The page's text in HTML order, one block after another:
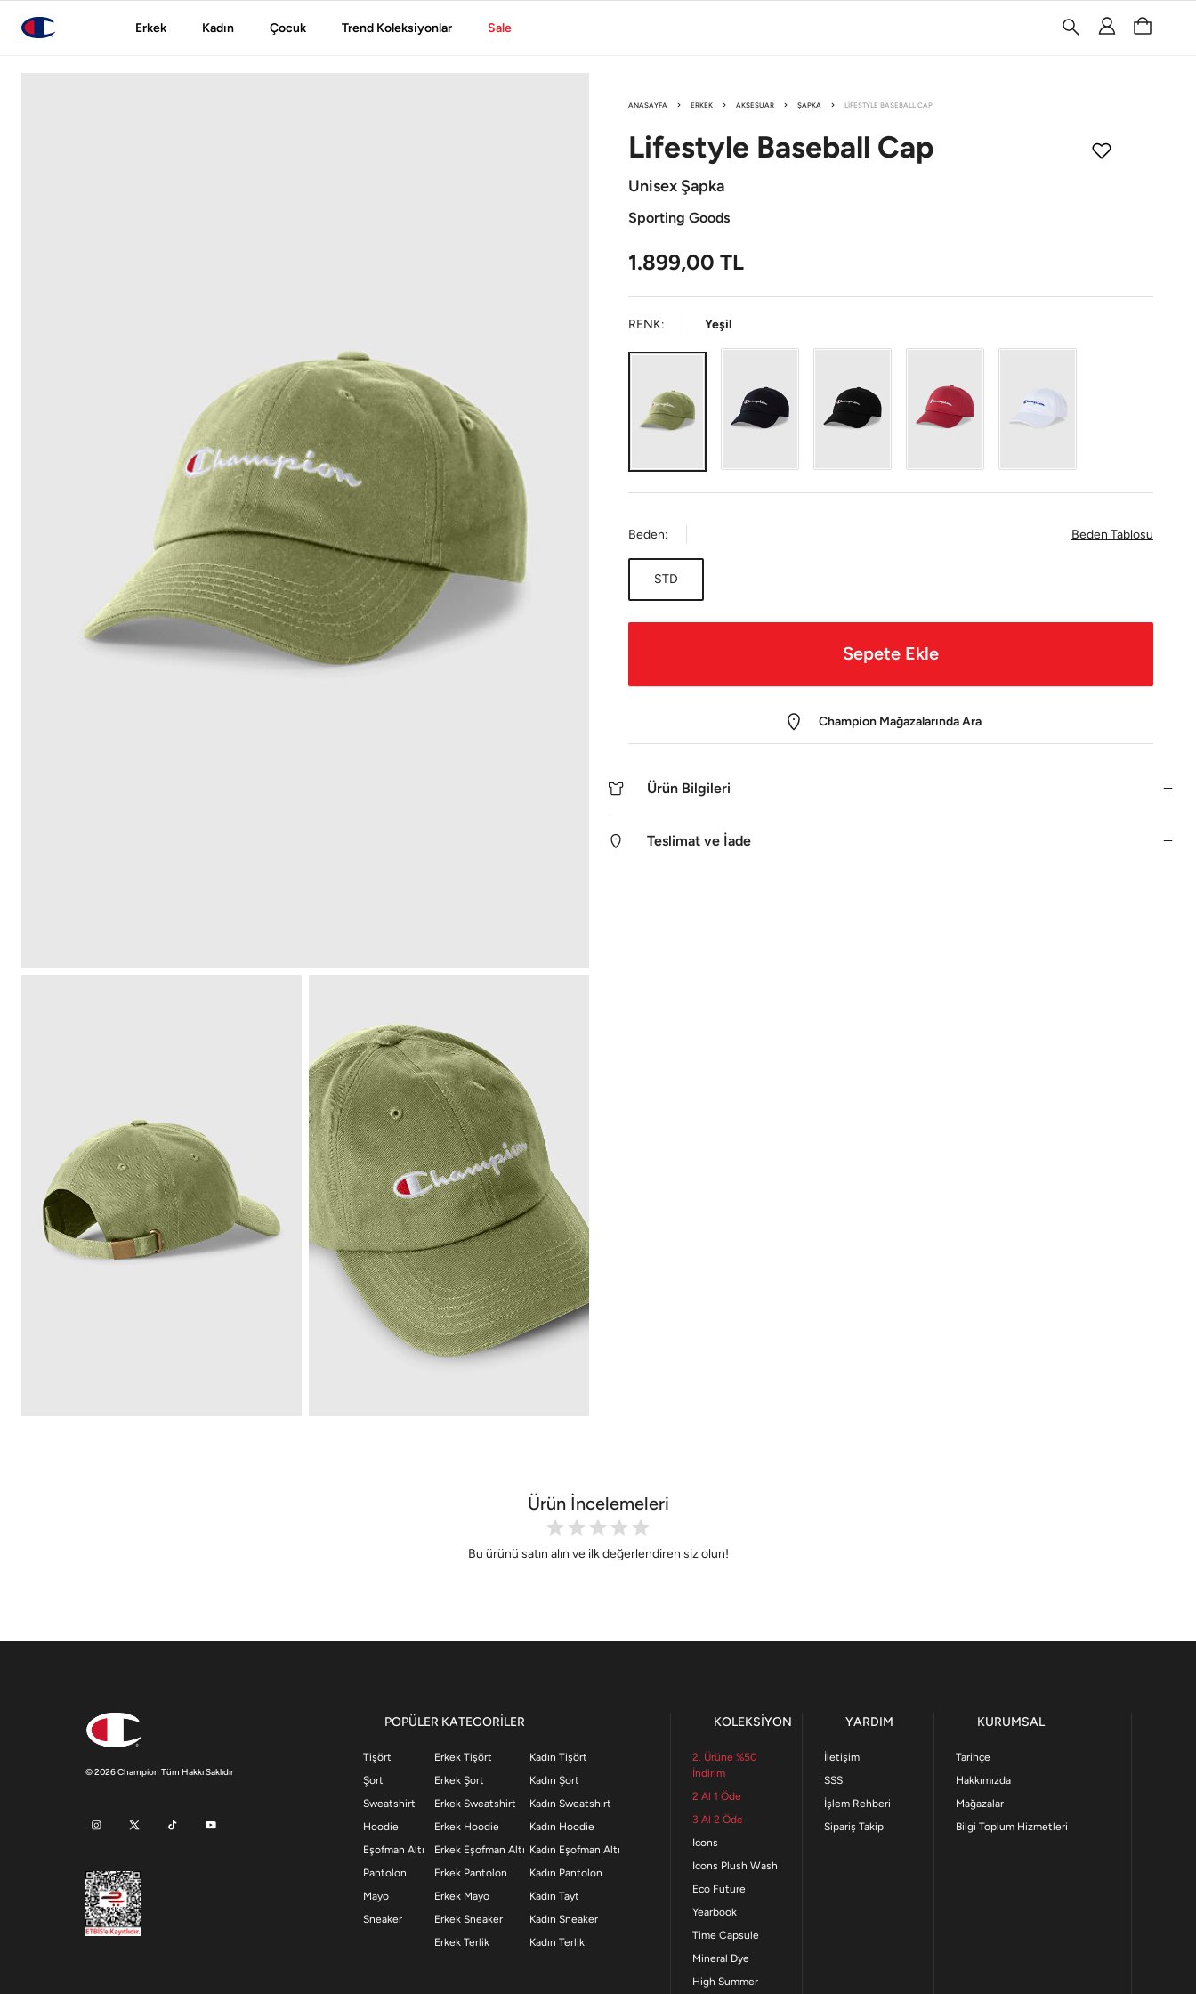
Erkek Kadın Çocuk Trend Koleksiyonlar Sale
ANASAYFA ERKEK AKSESUAR ŞAPKA LIFESTYLE BASEBALL CAP
Lifestyle Baseball Cap
Unisex Şapka
Sporting Goods
1.899,00 TL
RENK: Yeşil
Beden: Beden Tablosu
STD
Sepete Ekle
Champion Mağazalarında Ara
Ürün Bilgileri
Teslimat ve İade
Ürün İncelemeleri
Bu ürünü satın alın ve ilk değerlendiren siz olun!
© 2026 Champion Tüm Hakkı Saklıdır
POPÜLER KATEGORİLER
Tişört
Şort
Sweatshirt
Hoodie
Eşofman Altı
Pantolon
Mayo
Sneaker
Erkek Tişört
Erkek Şort
Erkek Sweatshirt
Erkek Hoodie
Erkek Eşofman Altı
Erkek Pantolon
Erkek Mayo
Erkek Sneaker
Erkek Terlik
Kadın Tişört
Kadın Şort
Kadın Sweatshirt
Kadın Hoodie
Kadın Eşofman Altı
Kadın Pantolon
Kadın Tayt
Kadın Sneaker
Kadın Terlik
KOLEKSİYON
2. Ürüne %50
İndirim
2 Al 1 Öde
3 Al 2 Öde
Icons
Icons Plush Wash
Eco Future
Yearbook
Time Capsule
Mineral Dye
High Summer
YARDIM
İletişim
SSS
İşlem Rehberi
Sipariş Takip
KURUMSAL
Tarihçe
Hakkımızda
Mağazalar
Bilgi Toplum Hizmetleri